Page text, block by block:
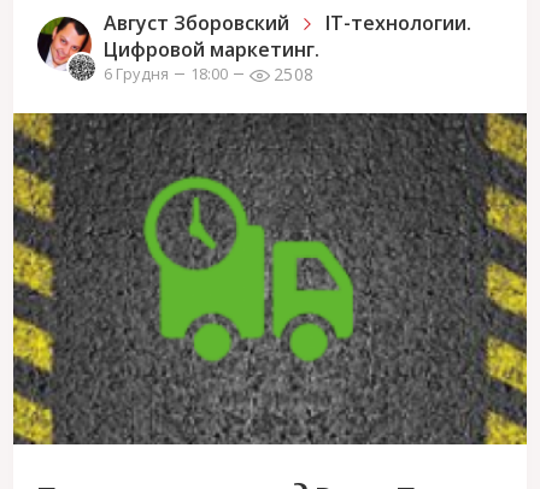
Август Зборовский
IT-технологии.
Цифровой маркетинг.
6 Грудня 18:00 2508